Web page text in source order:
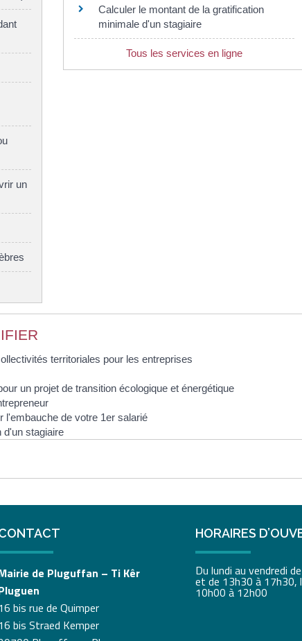
un
Calculer le montant de la gratification
minimale d'un stagiaire
Tous les services en ligne
territoriales pour les entreprises
un projet de transition écologique et énergétique
l'embauche de votre 1er salarié
d'un stagiaire
de Pluguffan – Ti Kêr
bis rue de Quimper
bis Straed Kemper
HORAIRES
Du lundi au vendredi
et de 13h30 à 17h30,
10h00 à 12h00